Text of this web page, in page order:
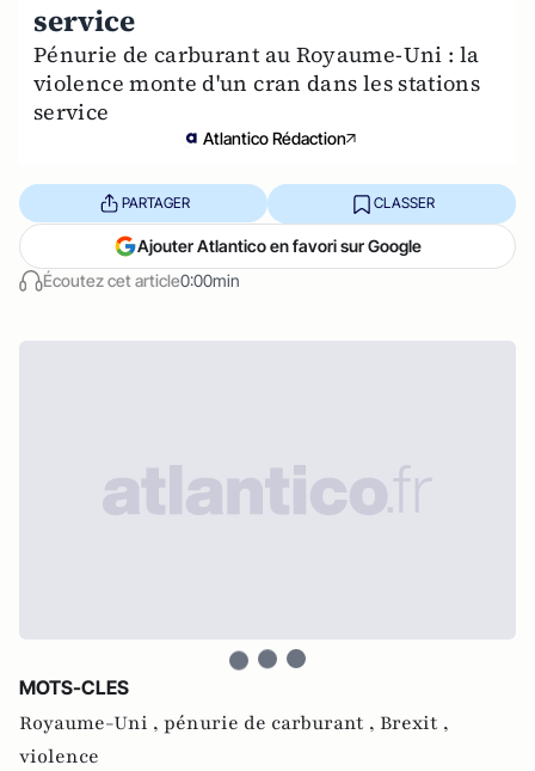
service
Pénurie de carburant au Royaume-Uni : la
violence monte d'un cran dans les stations
service
Atlantico Rédaction
Écoutez cet article0:00min
PARTAGER CLASSER
Ajouter Atlantico en favori sur Google
MOTS-CLES
Royaume-Uni , pénurie de carburant , Brexit ,
violence